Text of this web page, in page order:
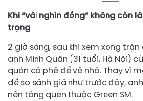
Khi “vài nghìn đồng” không còn
trọng
2 giờ sáng, sau khi xem xong
anh Minh Quân (31 tuổi, Hà Nội)
quán cà phê để về nhà. Thay vì
để so sánh giá như trước đây,
nền tảng quen thuộc Green SM.